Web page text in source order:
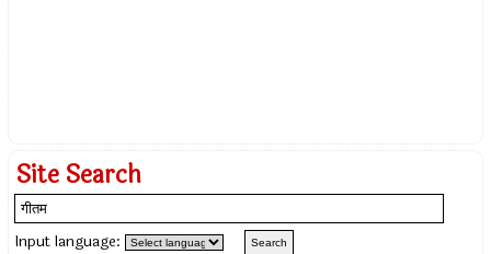
Site Search
Input language: